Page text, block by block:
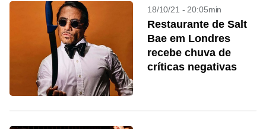
18/10/21 - 20:05min
Restaurante de Salt
Bae em Londres
recebe chuva de
críticas negativas